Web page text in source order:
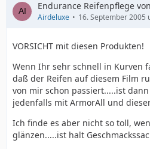
Endurance Reifenpflege
Airdeluxe 16. September 2005
VORSICHT mit diesen Produkten!
Wenn Ihr sehr schnell in Kurven
daß der Reifen auf diesem Film
von mir schon passiert.....ist
jedenfalls mit ArmorAll und
Ich finde es aber nicht so toll,
glänzen.....ist halt